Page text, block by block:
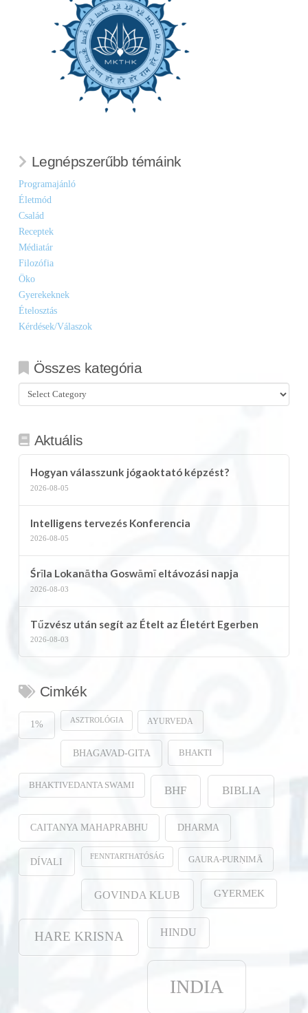
Legnépszerűbb témáink
Programajánló
Életmód
Család
Receptek
Médiatár
Filozófia
Öko
Gyerekeknek
Ételosztás
Kérdések/Válaszok
Összes kategória
Összes
kategória
Aktuális
Hogyan válasszunk jógaoktató képzést?
2026-08-05
Intelligens tervezés Konferencia
2026-08-05
Śrīla Lokanātha Goswāmī eltávozási napja
2026-08-03
Tűzvész után segít az Ételt az Életért Egerben
2026-08-03
Cimkék
1% ASZTROLÓGIA AYURVEDA
BHAGAVAD-GITA BHAKTI
BHAKTIVEDANTA SWAMI BHF BIBLIA
CAITANYA MAHAPRABHU DHARMA
DÍVALI FENNTARTHATÓSÁG GAURA-PURṆIMĀ
GOVINDA KLUB GYERMEK
HARE KRISNA HINDU
INDIA